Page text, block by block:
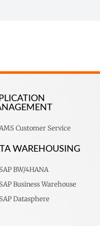
Customer Service
WAREHOUSING
SAP BW/4HANA
SAP Business Warehouse
SAP Datasphere